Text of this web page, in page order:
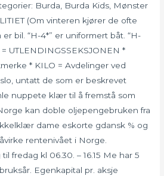
Burda, Burda Kids, Mønster
(Om vinteren kjører de ofte
er bil. “H-4*” er uniformert båt. “H-
UTLENDINGSSEKSJONEN *
* KILO = Avdelinger ved
untatt de som er beskrevet
nuppete klær til å fremstå som
kan doble oljepengebruken fra
dame eskorte gdansk % og
rentenivået i Norge.
fredag kl 06.30. – 16.15 Me har 5
Egenkapital pr. aksje